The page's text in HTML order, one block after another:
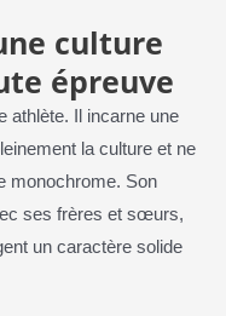
culture
épreuve
athlète. Il incarne une
la culture et ne
monochrome. Son
ses frères et sœurs,
un caractère solide